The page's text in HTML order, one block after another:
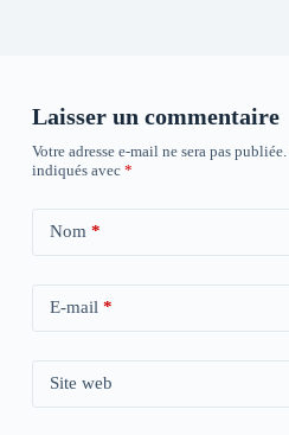
Laisser un commentaire
Votre adresse e-mail ne sera pas publiée.
indiqués avec *
Nom*
E-mail*
Site web